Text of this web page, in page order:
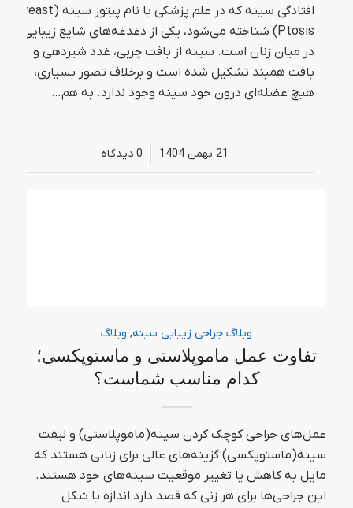
افتادگی سینه که در علم پزشکی با نام پیتوز سینه (Breast
Ptosis) شناخته می‌شود، یکی از دغدغه‌های شایع زیبایی
در میان زنان است. سینه از بافت چربی، غدد شیردهی و
بافت همبند تشکیل شده است و برخلاف تصور بسیاری،
هیچ عضله‌ای درون خود سینه وجود ندارد. به هم…
21 بهمن 1404 / 0 دیدگاه‌
وبلاگ جراحی زیبایی سینه, وبلاگ
تفاوت عمل ماموپلاستی و ماستوپکسی؛
کدام مناسب شماست؟
عمل‌های جراحی کوچک کردن سینه(ماموپلاستی) و لیفت
سینه(ماستوپکسی) گزینه‌های عالی برای زنانی هستند که
مایل به کاهش یا تغییر موقعیت سینه‌های خود هستند.
این جراحی‌ها برای هر زنی که قصد دارد اندازه یا شکل